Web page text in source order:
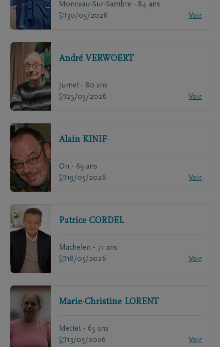
Monceau-Sur-Sambre - 84 ans
30/05/2026
Voir
André VERWOERT
Jumet - 80 ans
25/05/2026
Voir
Alain KINIF
On - 69 ans
19/05/2026
Voir
Patrice CORDEL
Machelen - 71 ans
18/05/2026
Voir
Marie-Christine LORENT
Mettet - 65 ans
13/05/2026
Voir